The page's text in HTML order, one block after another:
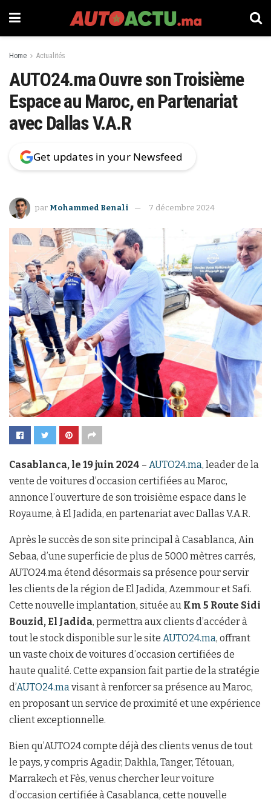
Home Actualités
AUTO24.ma Ouvre son Troisième
Espace au Maroc, en Partenariat
avec Dallas V.A.R
Get updates in your Newsfeed
par Mohammed Benali 7 décembre 2024
Casablanca, le 19 juin 2024 – AUTO24.ma, leader de la
vente de voitures d’occasion certifiées au Maroc,
annonce l’ouverture de son troisième espace dans le
Royaume, à El Jadida, en partenariat avec Dallas V.A.R.
Après le succès de son site principal à Casablanca, Ain
Sebaa, d’une superficie de plus de 5000 mètres carrés,
AUTO24.ma étend désormais sa présence pour servir
les clients de la région de El Jadida, Azemmour et Safi.
Cette nouvelle implantation, située au Km 5 Route Sidi
Bouzid, El Jadida, permettra aux clients d’accéder à
tout le stock disponible sur le site AUTO24.ma, offrant
un vaste choix de voitures d’occasion certifiées de
haute qualité. Cette expansion fait partie de la stratégie
d’AUTO24.mavisant à renforcer sa présence au Maroc,
en proposant un service de proximité et une expérience
client exceptionnelle.
Bien qu’AUTO24 compte déjà des clients venus de tout
le pays, y compris Agadir, Dakhla, Tanger, Tétouan,
Marrakech et Fès, venus chercher leur voiture
d’occasion certifiée à Casablanca, cette nouvelle